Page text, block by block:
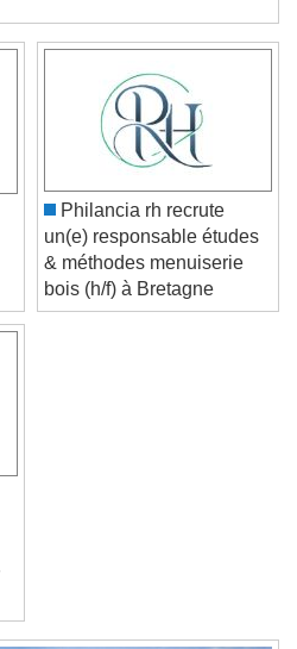
Background
Philancia rh recrute
un(e) responsable études
& méthodes menuiserie
bois (h/f) à Bretagne